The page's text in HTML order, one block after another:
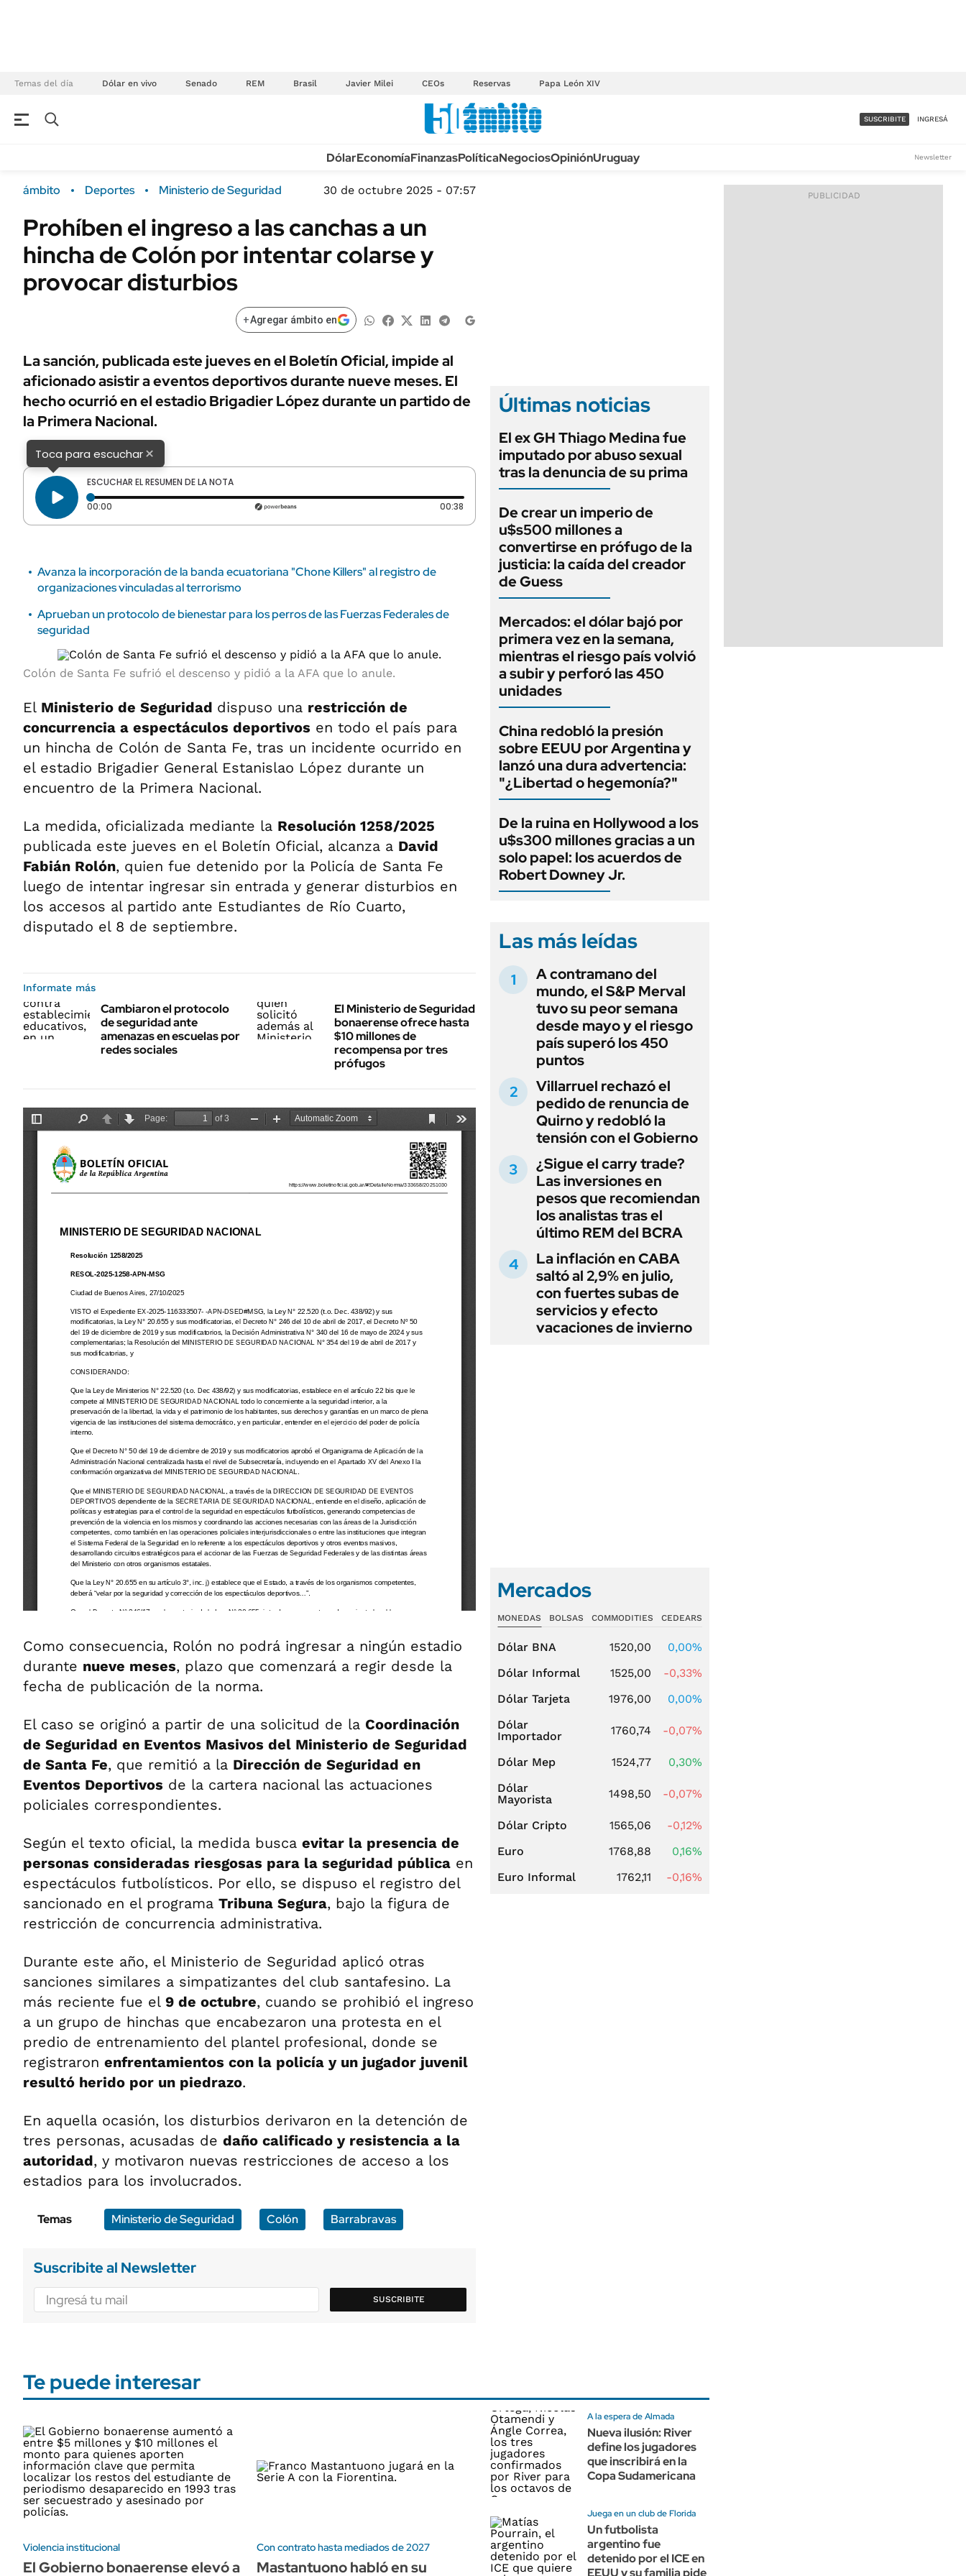
Temas del día Dólar en vivo Senado REM Brasil Javier Milei CEOs Reservas Papa León XIV
Campo
FINANZAS
Dólar
Real Estate
Sustentabilidad
ENERGY REPORT
POLÍTICA
URUGUAY
TECNOLOGÍA
MÉXICO
MUNDO
INFORMACIÓN GENERAL
AUTOS
ACCESO FULL - $1.800/MES
SUSCRIBITE INGRESÁ
DólarEconomíaFinanzasPolíticaNegociosOpiniónUruguay Newsletter
ámbito Deportes Ministerio de Seguridad 30 de octubre 2025 - 07:57
Prohíben el ingreso a las canchas a un
hincha de Colón por intentar colarse y
provocar disturbios
+Agregar ámbito en
La sanción, publicada este jueves en el Boletín Oficial, impide al
aficionado asistir a eventos deportivos durante nueve meses. El
hecho ocurrió en el estadio Brigadier López durante un partido de
la Primera Nacional.
Toca para escuchar×
ESCUCHAR EL RESUMEN DE LA NOTA
00:00 Tiempo transcurrido: 0 segundos 00:38Duración: 38 segundos
Avanza la incorporación de la banda ecuatoriana "Chone Killers" al registro de
organizaciones vinculadas al terrorismo
Aprueban un protocolo de bienestar para los perros de las Fuerzas Federales de
seguridad
Colón de Santa Fe sufrió el descenso y pidió a la AFA que lo anule.
El Ministerio de Seguridad dispuso una restricción de
concurrencia a espectáculos deportivos en todo el país para
un hincha de Colón de Santa Fe, tras un incidente ocurrido en
el estadio Brigadier General Estanislao López durante un
encuentro de la Primera Nacional.
La medida, oficializada mediante la Resolución 1258/2025
publicada este jueves en el Boletín Oficial, alcanza a David
Fabián Rolón, quien fue detenido por la Policía de Santa Fe
luego de intentar ingresar sin entrada y generar disturbios en
los accesos al partido ante Estudiantes de Río Cuarto,
disputado el 8 de septiembre.
Informate más
Cambiaron el protocolo
de seguridad ante
amenazas en escuelas por
redes sociales
El Ministerio de Seguridad
bonaerense ofrece hasta
$10 millones de
recompensa por tres
prófugos
Como consecuencia, Rolón no podrá ingresar a ningún estadio
durante nueve meses, plazo que comenzará a regir desde la
fecha de publicación de la norma.
El caso se originó a partir de una solicitud de la Coordinación
de Seguridad en Eventos Masivos del Ministerio de Seguridad
de Santa Fe, que remitió a la Dirección de Seguridad en
Eventos Deportivos de la cartera nacional las actuaciones
policiales correspondientes.
Según el texto oficial, la medida busca evitar la presencia de
personas consideradas riesgosas para la seguridad pública en
espectáculos futbolísticos. Por ello, se dispuso el registro del
sancionado en el programa Tribuna Segura, bajo la figura de
restricción de concurrencia administrativa.
Durante este año, el Ministerio de Seguridad aplicó otras
sanciones similares a simpatizantes del club santafesino. La
más reciente fue el 9 de octubre, cuando se prohibió el ingreso
a un grupo de hinchas que encabezaron una protesta en el
predio de entrenamiento del plantel profesional, donde se
registraron enfrentamientos con la policía y un jugador juvenil
resultó herido por un piedrazo.
En aquella ocasión, los disturbios derivaron en la detención de
tres personas, acusadas de daño calificado y resistencia a la
autoridad, y motivaron nuevas restricciones de acceso a los
estadios para los involucrados.
Temas Ministerio de Seguridad Colón Barrabravas
Suscribite al Newsletter
SUSCRIBITE
Últimas noticias
El ex GH Thiago Medina fue
imputado por abuso sexual
tras la denuncia de su prima
De crear un imperio de
u$s500 millones a
convertirse en prófugo de la
justicia: la caída del creador
de Guess
Mercados: el dólar bajó por
primera vez en la semana,
mientras el riesgo país volvió
a subir y perforó las 450
unidades
China redobló la presión
sobre EEUU por Argentina y
lanzó una dura advertencia:
"¿Libertad o hegemonía?"
De la ruina en Hollywood a los
u$s300 millones gracias a un
solo papel: los acuerdos de
Robert Downey Jr.
Las más leídas
A contramano del
mundo, el S&P Merval
tuvo su peor semana
desde mayo y el riesgo
país superó los 450
puntos
Villarruel rechazó el
pedido de renuncia de
Quirno y redobló la
tensión con el Gobierno
¿Sigue el carry trade?
Las inversiones en
pesos que recomiendan
los analistas tras el
último REM del BCRA
La inflación en CABA
saltó al 2,9% en julio,
con fuertes subas de
servicios y efecto
vacaciones de invierno
Mercados
MONEDAS BOLSAS COMMODITIES CEDEARS
Dólar BNA 1520,00
0,00%
Dólar Informal
1525,00
-0,33%
Dólar Tarjeta
1976,00
0,00%
Dólar
Importador
1760,74 -0,07%
Dólar Mep 1524,77
0,30%
Dólar
Mayorista
1498,50 -0,07%
Dólar Cripto 1565,06
-0,12%
Euro
1768,88
0,16%
Euro Informal
1762,11 -0,16%
Te puede interesar
Violencia institucional
El Gobierno bonaerense elevó a
Con contrato hasta mediados de 2027
Mastantuono habló en su
A la espera de Almada
Nueva ilusión: River
define los jugadores
que inscribirá en la
Copa Sudamericana
Juega en un club de Florida
Un futbolista
argentino fue
detenido por el ICE en
EEUU y su familia pide